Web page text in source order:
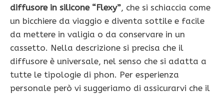
diffusore in silicone “Flexy”, che si schiaccia come
un bicchiere da viaggio e diventa sottile e facile
da mettere in valigia o da conservare in un
cassetto. Nella descrizione si precisa che il
diffusore è universale, nel senso che si adatta a
tutte le tipologie di phon. Per esperienza
personale però vi suggeriamo di assicurarvi che il